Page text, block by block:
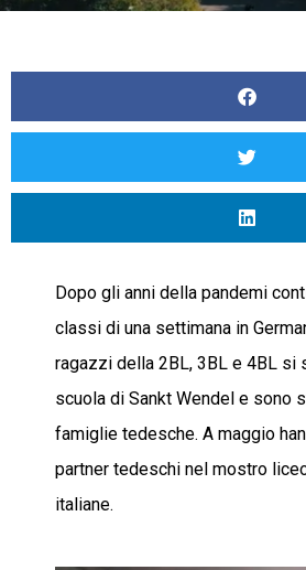
Dopo gli anni della pandemi
classi di una settimana in
ragazzi della 2BL, 3BL e 4BL si
scuola di Sankt Wendel e sono
famiglie tedesche. A maggio
partner tedeschi nel mostro
italiane.